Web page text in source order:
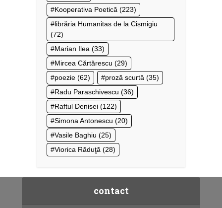
Kooperativa Poetică (223)
librăria Humanitas de la Cișmigiu
(72)
Marian Ilea (33)
Mircea Cărtărescu (29)
poezie (62) proză scurtă (35)
Radu Paraschivescu (36)
Raftul Denisei (122)
Simona Antonescu (20)
Vasile Baghiu (25)
Viorica Răduţă (28)
contact